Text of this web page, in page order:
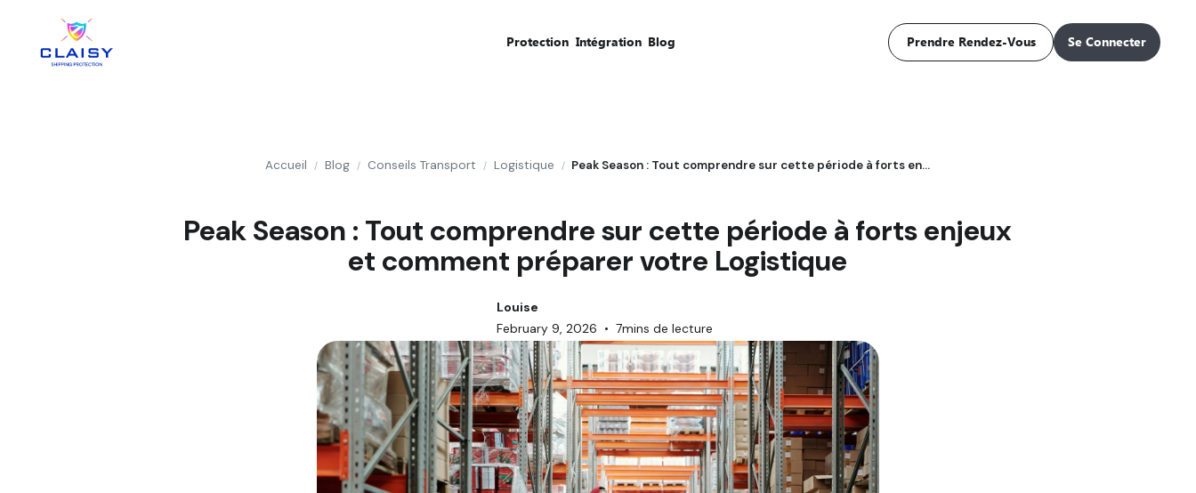
Protection Intégration Blog Prendre Rendez-Vous Se Connecter
Accueil / Blog / Conseils Transport / Logistique / Peak Season : Tout comprendre sur cette période à forts enjeux et comment préparer votre Logistique
Peak Season : Tout comprendre sur cette période à forts enjeux
et comment préparer votre Logistique
Louise
February 9, 2026 • 7mins de lecture